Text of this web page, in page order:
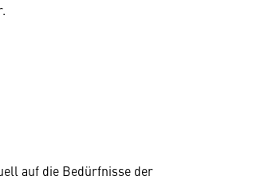
auf die Bedürfnisse der